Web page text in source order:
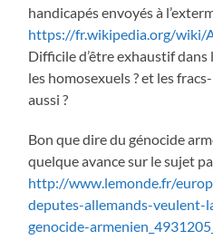
handicapés envoyés à
https://fr.wikipedia.org/wiki/
Difficile d’être exhaustif
les homosexuels ? et les
aussi ?
Bon que dire du génocide
quelque avance sur le sujet
http://www.lemonde.fr/
deputes-allemands-veulent-
genocide-